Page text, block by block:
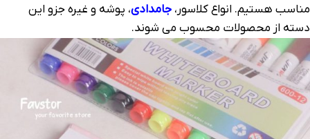
مناسب هستیم. انواع کلاسور، جامدادی، پوشه و غیره جزو این
دسته از محصولات محسوب می شوند.